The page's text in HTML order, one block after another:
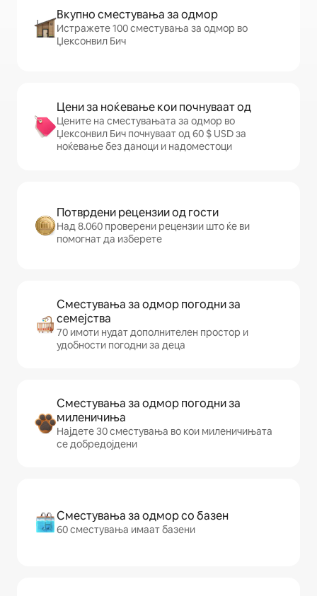
Вкупно сместувања за одмор
Истражете 100 сместувања за одмор во
Џексонвил Бич
Цени за ноќевање кои почнуваат од
Цените на сместувањата за одмор во
Џексонвил Бич почнуваат од 60 $ USD за
ноќевање без даноци и надоместоци
Потврдени рецензии од гости
Над 8.060 проверени рецензии што ќе ви
помогнат да изберете
Сместувања за одмор погодни за
семејства
70 имоти нудат дополнителен простор и
удобности погодни за деца
Сместувања за одмор погодни за
миленичиња
Најдете 30 сместувања во кои миленичињата
се добредојдени
Сместувања за одмор со базен
60 сместувања имаат базени